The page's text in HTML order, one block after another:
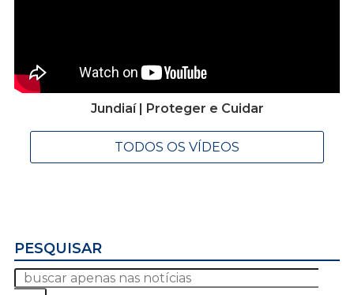
Jundiaí | Proteger e Cuidar
TODOS OS VÍDEOS
PESQUISAR